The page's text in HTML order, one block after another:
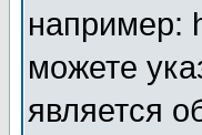
например:
можете
является